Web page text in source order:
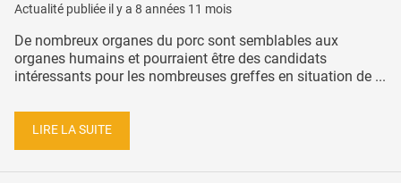
Actualité publiée il y a 8 années 11 mois
De nombreux organes du porc sont semblables aux
organes humains et pourraient être des candidats
intéressants pour les nombreuses greffes en situation de ...
LIRE LA SUITE